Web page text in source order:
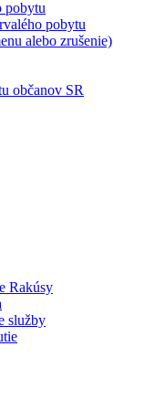
pobytu
pobytu
alebo zrušenie)
občanov SR
Rakúsy
služby